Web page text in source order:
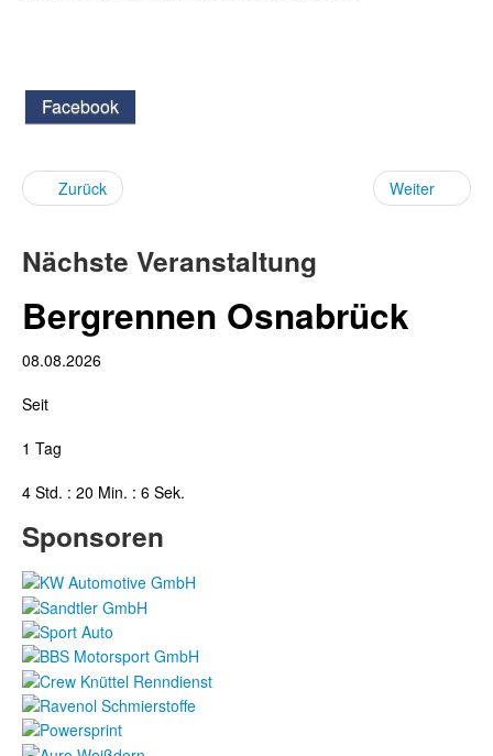
Facebook
Zurück Weiter
Nächste Veranstaltung
Bergrennen Osnabrück
08.08.2026
Seit
1 Tag
4 Std. : 20 Min. : 7 Sek.
Sponsoren